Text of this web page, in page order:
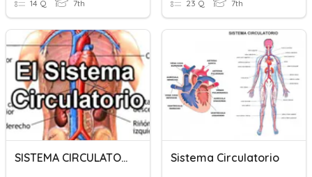
14 Q 7th 23 Q 7th
SISTEMA CIRCULATORIO Sistema Circulatorio